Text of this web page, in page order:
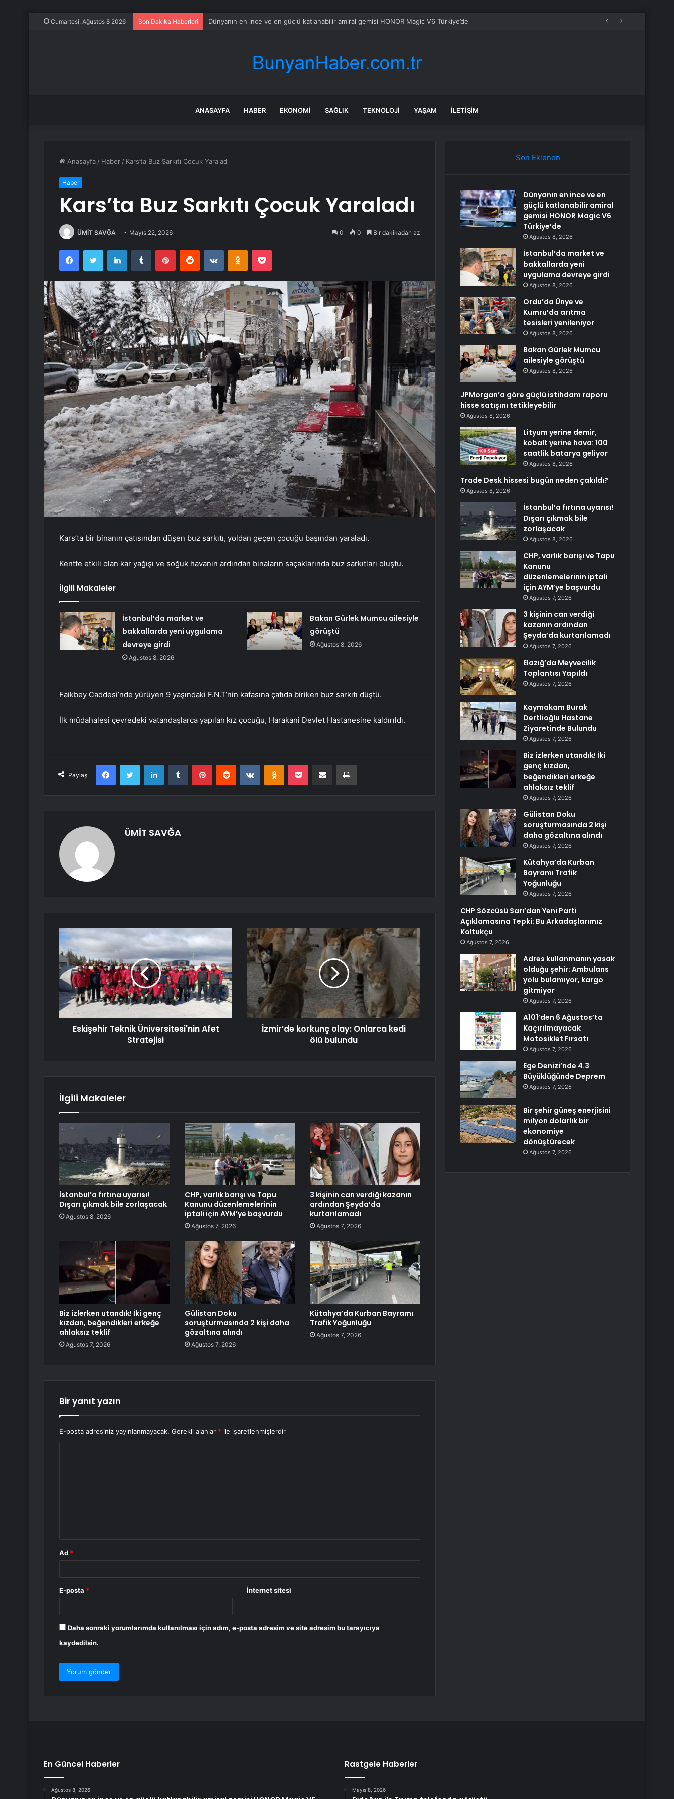
Cumartesi, Ağustos 8 2026 Son Dakika Haberleri İstanbul’da market ve bakkallarda yeni uygulama devreye girdi
ANASAYFA HABER EKONOMI SAĞLIK TEKNOLOJI YAŞAM İLETIŞIM
Anasayfa / Haber / Kars’ta Buz Sarkıtı Çocuk Yaraladı
Haber
Kars’ta Buz Sarkıtı Çocuk Yaraladı
ÜMİT SAVĞA Mayıs 22, 2026 0 0 Bir dakikadan az
FacebookTwitter LinkedInTumblr PinterestReddit VKontakteOdnoklassniki
Pocket
Kars’ta bir binanın çatısından düşen buz sarkıtı, yoldan geçen çocuğu başından yaraladı.
Kentte etkili olan kar yağışı ve soğuk havanın ardından binaların saçaklarında buz sarkıtları oluştu.
İlgili Makaleler
İstanbul’da market ve
bakkallarda yeni uygulama
devreye girdi
Ağustos 8, 2026
Bakan Gürlek Mumcu ailesiyle
görüştü
Ağustos 8, 2026
Faikbey Caddesi’nde yürüyen 9 yaşındaki F.N.T’nin kafasına çatıda biriken buz sarkıtı düştü.
İlk müdahalesi çevredeki vatandaşlarca yapılan kız çocuğu, Harakani Devlet Hastanesine kaldırıldı.
Paylaş
FacebookTwitter LinkedInTumblr PinterestReddit VKontakteOdnoklassniki
Pocket E-Posta ile paylaş Yazdır
ÜMİT SAVĞA
Eskişehir Teknik Üniversitesi'nin Afet
Stratejisi
İzmir’de korkunç olay: Onlarca kedi
ölü bulundu
İlgili Makaleler
İstanbul’a fırtına uyarısı!
Dışarı çıkmak bile zorlaşacak
Ağustos 8, 2026
CHP, varlık barışı ve Tapu
Kanunu düzenlemelerinin
iptali için AYM’ye başvurdu
Ağustos 7, 2026
3 kişinin can verdiği kazanın
ardından Şeyda’da
kurtarılamadı
Ağustos 7, 2026
Biz izlerken utandık! İki genç
kızdan, beğendikleri erkeğe
ahlaksız teklif
Ağustos 7, 2026
Gülistan Doku
soruşturmasında 2 kişi daha
gözaltına alındı
Ağustos 7, 2026
Kütahya’da Kurban Bayramı
Trafik Yoğunluğu
Ağustos 7, 2026
Bir yanıt yazın
E-posta adresiniz yayınlanmayacak. Gerekli alanlar * ile işaretlenmişlerdir
Ad *
E-posta * İnternet sitesi
Daha sonraki yorumlarımda kullanılması için adım, e-posta adresim ve site adresim bu tarayıcıya
kaydedilsin.
Son Eklenen
Dünyanın en ince ve en
güçlü katlanabilir amiral
gemisi HONOR Magic V6
Türkiye’de
Ağustos 8, 2026
İstanbul’da market ve
bakkallarda yeni
uygulama devreye girdi
Ağustos 8, 2026
Ordu’da Ünye ve
Kumru’da arıtma
tesisleri yenileniyor
Ağustos 8, 2026
Bakan Gürlek Mumcu
ailesiyle görüştü
Ağustos 8, 2026
JPMorgan’a göre güçlü istihdam raporu
hisse satışını tetikleyebilir
Ağustos 8, 2026
Lityum yerine demir,
kobalt yerine hava: 100
saatlik batarya geliyor
Ağustos 8, 2026
Trade Desk hissesi bugün neden çakıldı?
Ağustos 8, 2026
İstanbul’a fırtına uyarısı!
Dışarı çıkmak bile
zorlaşacak
Ağustos 8, 2026
CHP, varlık barışı ve Tapu
Kanunu
düzenlemelerinin iptali
için AYM’ye başvurdu
Ağustos 7, 2026
3 kişinin can verdiği
kazanın ardından
Şeyda’da kurtarılamadı
Ağustos 7, 2026
Elazığ’da Meyvecilik
Toplantısı Yapıldı
Ağustos 7, 2026
Kaymakam Burak
Dertlioğlu Hastane
Ziyaretinde Bulundu
Ağustos 7, 2026
Biz izlerken utandık! İki
genç kızdan,
beğendikleri erkeğe
ahlaksız teklif
Ağustos 7, 2026
Gülistan Doku
soruşturmasında 2 kişi
daha gözaltına alındı
Ağustos 7, 2026
Kütahya’da Kurban
Bayramı Trafik
Yoğunluğu
Ağustos 7, 2026
CHP Sözcüsü Sarı’dan Yeni Parti
Açıklamasına Tepki: Bu Arkadaşlarımız
Koltukçu
Ağustos 7, 2026
Adres kullanmanın yasak
olduğu şehir: Ambulans
yolu bulamıyor, kargo
gitmiyor
Ağustos 7, 2026
A101’den 6 Ağustos’ta
Kaçırılmayacak
Motosiklet Fırsatı
Ağustos 7, 2026
Ege Denizi’nde 4.3
Büyüklüğünde Deprem
Ağustos 7, 2026
Bir şehir güneş enerjisini
milyon dolarlık bir
ekonomiye
dönüştürecek
Ağustos 7, 2026
En Güncel Haberler
Ağustos 8, 2026
Rastgele Haberler
Mayıs 8, 2026